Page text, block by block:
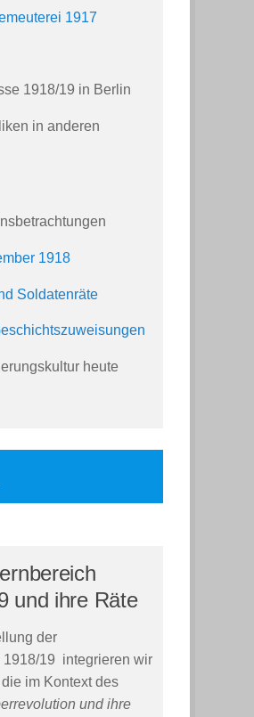
1917
1918/19 in Berlin
in anderen
1918
Soldatenräte
heute
und ihre Räte
der
19 integrieren wir
im Kontext des
und ihre